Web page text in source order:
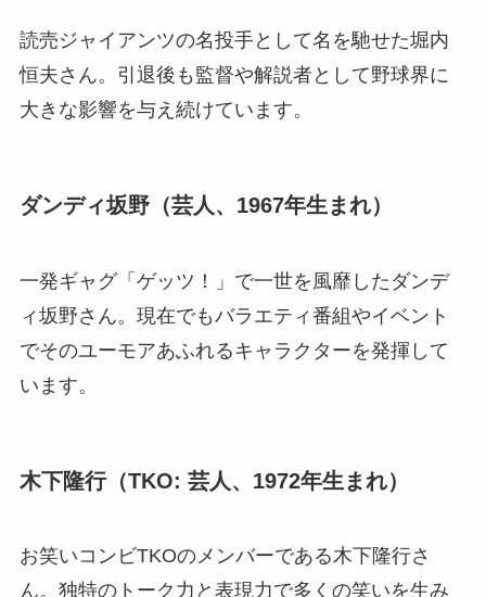
読売ジャイアンツの名投手として名を馳せた堀内
恒夫さん。引退後も監督や解説者として野球界に
大きな影響を与え続けています。
ダンディ坂野（芸人、1967年生まれ）
一発ギャグ「ゲッツ！」で一世を風靡したダンデ
ィ坂野さん。現在でもバラエティ番組やイベント
でそのユーモアあふれるキャラクターを発揮して
います。
木下隆行（TKO: 芸人、1972年生まれ）
お笑いコンビTKOのメンバーである木下隆行さ
ん。独特のトーク力と表現力で多くの笑いを生み